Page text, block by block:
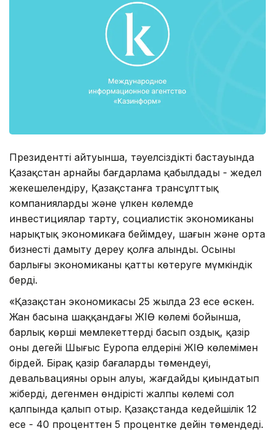
Президенттің айтуынша, тәуелсіздіктің бастауында
Қазақстан арнайы бағдарлама қабылдады - жедел
жекешелендіру, Қазақстанға трансұлттық
компанияларды және үлкен көлемде
инвестициялар тарту, социалистік экономиканы
нарықтық экономикаға бейімдеу, шағын және орта
бизнесті дамыту дереу қолға алынды. Осының
барлығы экономиканы қатты көтеруге мүмкіндік
берді.
«Қазақстан экономикасы 25 жылда 23 есе өскен.
Жан басына шаққандағы ЖІӨ көлемі бойынша,
барлық көрші мемлекеттерді басып оздық, қазір
оның деңгейі Шығыс Еуропа елдерінің ЖІӨ көлемімен
бірдей. Бірақ қазір бағалардың төмендеуі,
девальвацияның орын алуы, жағдайды қиындатып
жіберді, дегенмен өндірістің жалпы көлемі сол
қалпында қалып отыр. Қазақстанда кедейшілік 12
есе - 40 проценттен 5 процентке дейін төмендеді.